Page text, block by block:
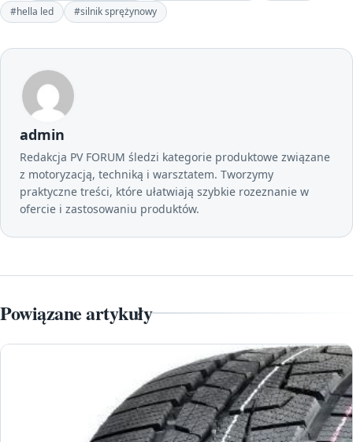
#hella led
#silnik sprężynowy
admin
Redakcja PV FORUM śledzi kategorie produktowe związane
z motoryzacją, techniką i warsztatem. Tworzymy
praktyczne treści, które ułatwiają szybkie rozeznanie w
ofercie i zastosowaniu produktów.
Powiązane artykuły